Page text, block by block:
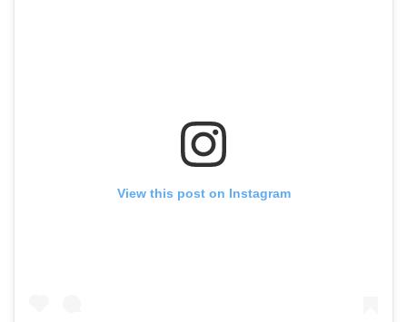
View this post on Instagram